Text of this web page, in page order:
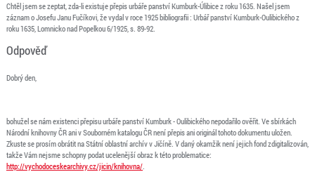
Chtěl jsem se zeptat, zda-li existuje přepis urbáře panství Kumburk-Úlibice z roku 1635. Našel jsem
záznam o Josefu Janu Fučíkovi, že vydal v roce 1925 bibliografii : Urbář panství Kumburk-Oulibického z
roku 1635, Lomnicko nad Popelkou 6/1925, s. 89-92.
Odpověď
Dobrý den,
bohužel se nám existenci přepisu urbáře panství Kumburk - Oulibického nepodařilo ověřit. Ve sbírkách
Národní knihovny ČR ani v Souborném katalogu ČR není přepis ani originál tohoto dokumentu uložen.
Zkuste se prosím obrátit na Státní oblastní archív v Jičíně. V daný okamžik není jejich fond zdigitalizován,
takže Vám nejsme schopny podat ucelenější obraz k této problematice:
http://vychodoceskearchivy.cz/jicin/knihovna/.